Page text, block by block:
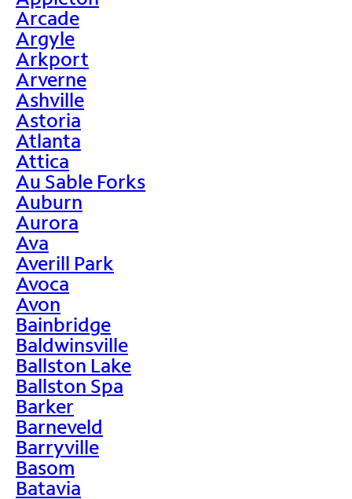
Arcade
Argyle
Arkport
Arverne
Ashville
Astoria
Atlanta
Attica
Au Sable Forks
Auburn
Aurora
Ava
Averill Park
Avoca
Avon
Bainbridge
Baldwinsville
Ballston Lake
Ballston Spa
Barker
Barneveld
Barryville
Basom
Batavia